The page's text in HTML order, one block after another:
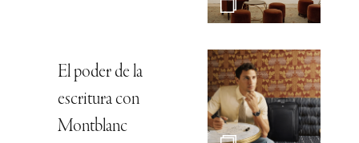
El poder de la
escritura con
Montblanc